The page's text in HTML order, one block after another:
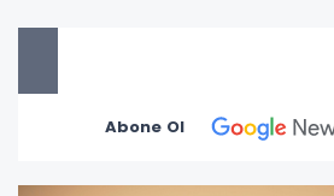
Abone Ol